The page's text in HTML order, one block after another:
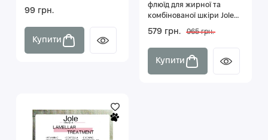
SPF 30 3 мл
99 грн.
Купити
флюїд для жирної та
комбінованої шкіри Jole
SPF 30 50 мл
579 грн. 965 грн.
Купити